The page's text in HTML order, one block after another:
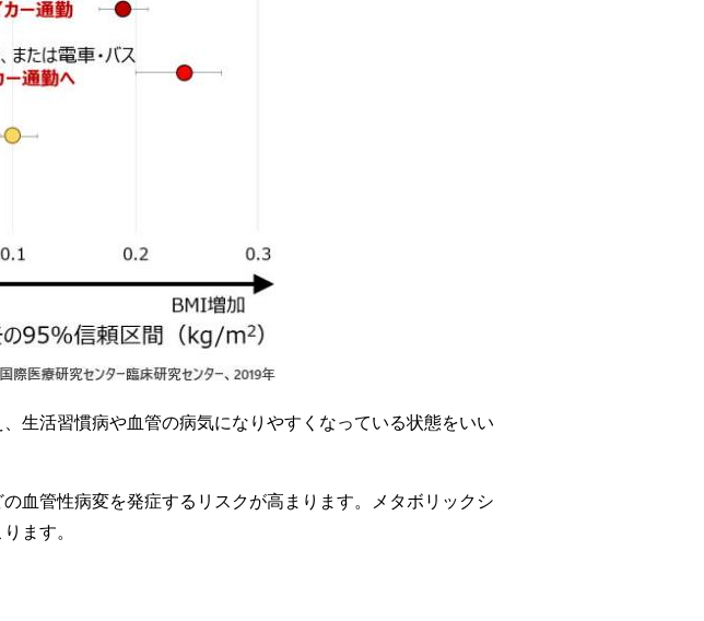
生活習慣病や血管の病気になりやすくなっている状態をいい
の血管性病変を発症するリスクが高まります。メタボリックシ
ます。